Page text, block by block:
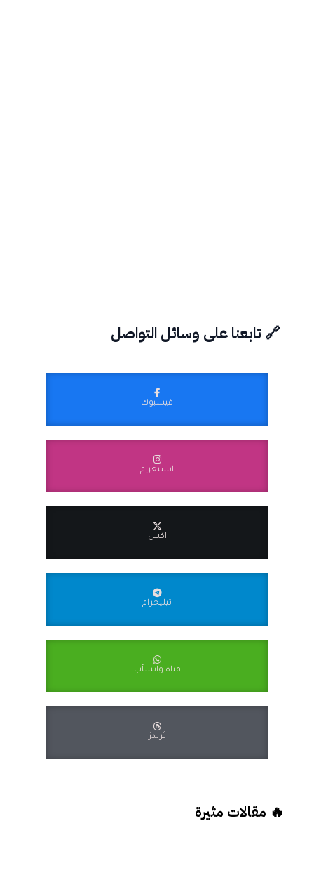
🔗 تابعنا على وسائل التواصل
فيسبوك
انستغرام
اكس
تيليجرام
قناة واتسآب
ثريدز
🔥 مقالات مثيرة